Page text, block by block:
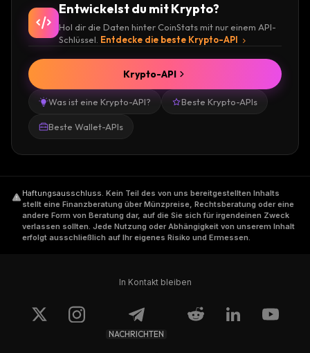
Entwickelst du mit Krypto?
Hol dir die Daten hinter CoinStats mit nur einem API-
Schlüssel. Entdecke die beste Krypto-API
Was ist eine Krypto-API? Beste Krypto-APIs
Beste Wallet-APIs
Krypto-API
Haftungsausschluss. Kein Teil des von uns bereitgestellten Inhalts
stellt eine Finanzberatung über Münzpreise, Rechtsberatung oder eine
andere Form von Beratung dar, auf die Sie sich für irgendeinen Zweck
verlassen sollten. Jede Nutzung oder Abhängigkeit von unserem Inhalt
erfolgt ausschließlich auf Ihr eigenes Risiko und Ermessen.
In Kontakt bleiben
NACHRICHTEN